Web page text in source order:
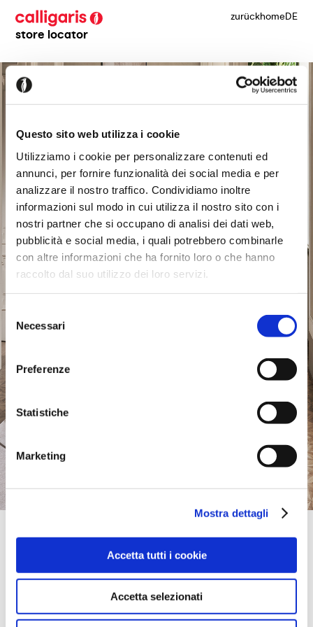
Questo sito web utilizza i cookie
Utilizziamo i cookie per personalizzare contenuti ed
annunci, per fornire funzionalità dei social media e per
analizzare il nostro traffico. Condividiamo inoltre
informazioni sul modo in cui utilizza il nostro sito con i
nostri partner che si occupano di analisi dei dati web,
pubblicità e social media, i quali potrebbero combinarle
con altre informazioni che ha fornito loro o che hanno
raccolto dal suo utilizzo dei loro servizi.
Selezione
del
consenso
Necessari
Preferenze
Statistiche
Marketing
Mostra dettagli
Accetta tutti i cookie
Accetta selezionati
store locator
zurückhomeDE
VIA MONTE TESSA, 14,
39012, MERANO, BZ, Italien
bring mich hierher